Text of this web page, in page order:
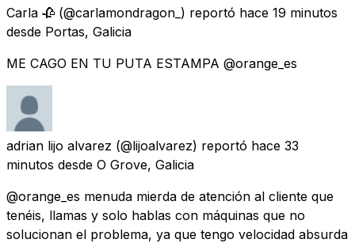
Carla 🥀 (@carlamondragon_) reportó hace 19 minutos
desde Portas, Galicia
ME CAGO EN TU PUTA ESTAMPA @orange_es
adrian lijo alvarez (@lijoalvarez) reportó hace 33
minutos desde O Grove, Galicia
@orange_es menuda mierda de atención al cliente que
tenéis, llamas y solo hablas con máquinas que no
solucionan el problema, ya que tengo velocidad absurda